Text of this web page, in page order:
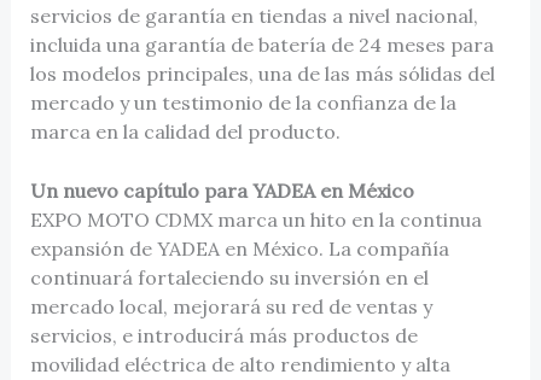
servicios de garantía en tiendas a nivel nacional,
incluida una garantía de batería de 24 meses para
los modelos principales, una de las más sólidas del
mercado y un testimonio de la confianza de la
marca en la calidad del producto.
Un nuevo capítulo para YADEA en México
EXPO MOTO CDMX marca un hito en la continua
expansión de YADEA en México. La compañía
continuará fortaleciendo su inversión en el
mercado local, mejorará su red de ventas y
servicios, e introducirá más productos de
movilidad eléctrica de alto rendimiento y alta